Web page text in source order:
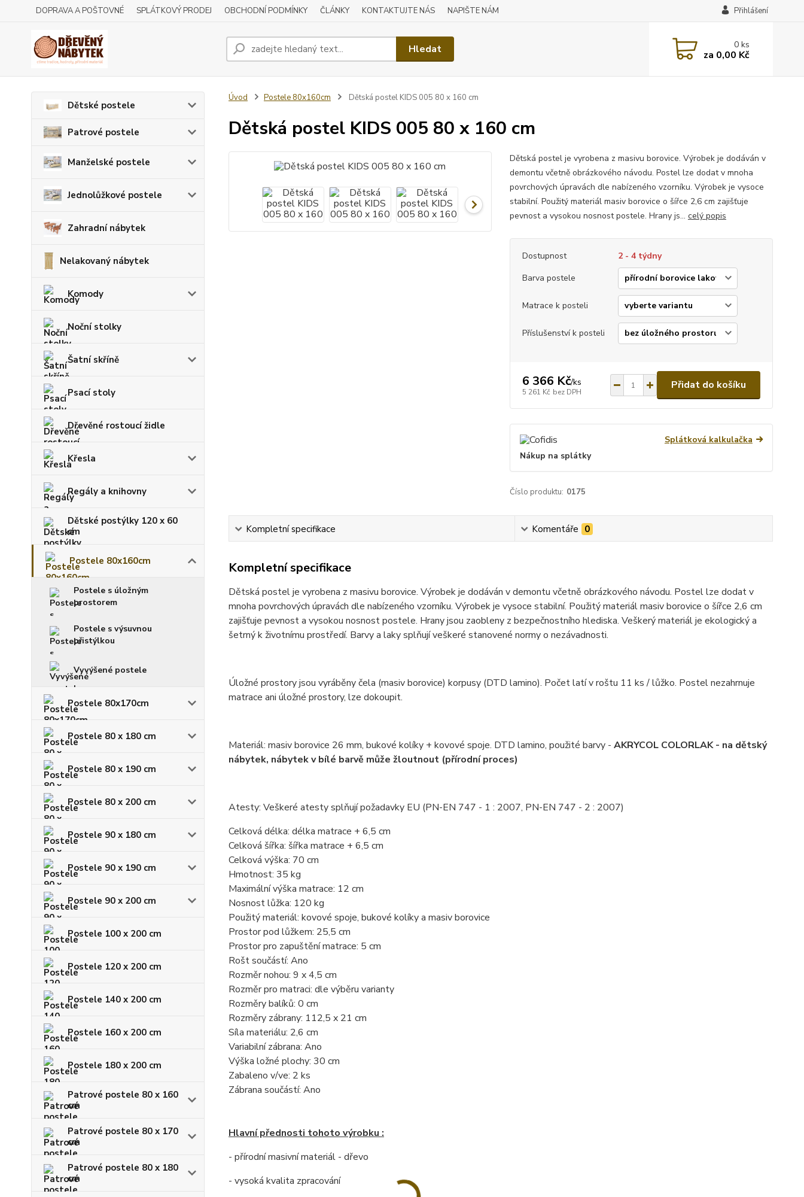
DOPRAVA A POŠTOVNÉ SPLÁTKOVÝ PRODEJ OBCHODNÍ PODMÍNKY ČLÁNKY KONTAKTUJTE NÁS NAPIŠTE NÁM Přihlášení
Hledat 0ks
za 0,00 Kč
Dětské postele
Patrové postele
Manželské postele
Jednolůžkové postele
Zahradní nábytek
Nelakovaný nábytek
Komody
Noční stolky
Šatní skříně
Psací stoly
Dřevěné rostoucí židle
Křesla
Regály a knihovny
Dětské postýlky 120 x 60
cm
Postele 80x160cm
Postele s úložným
prostorem
Postele s výsuvnou
přistýlkou
Vyvýšené postele
Postele 80x170cm
Postele 80 x 180 cm
Postele 80 x 190 cm
Postele 80 x 200 cm
Postele 90 x 180 cm
Postele 90 x 190 cm
Postele 90 x 200 cm
Postele 100 x 200 cm
Postele 120 x 200 cm
Postele 140 x 200 cm
Postele 160 x 200 cm
Postele 180 x 200 cm
Patrové postele 80 x 160
cm
Patrové postele 80 x 170
cm
Patrové postele 80 x 180
cm
Úvod Postele 80x160cm Dětská postel KIDS 005 80 x 160 cm
Dětská postel KIDS 005 80 x 160 cm
Dětská postel je vyrobena z masivu borovice. Výrobek je dodáván v
demontu včetně obrázkového návodu. Postel lze dodat v mnoha
povrchových úpravách dle nabízeného vzorníku. Výrobek je vysoce
stabilní. Použitý materiál masiv borovice o šířce 2,6 cm zajišťuje
pevnost a vysokou nosnost postele. Hrany js... celý popis
Dostupnost
2 - 4 týdny
Barva postele
Matrace k posteli
Příslušenství k posteli
6 366 Kč/ks
5 261 Kč bez DPH
Přidat do košíku
Splátková kalkulačka
Nákup na splátky
Číslo produktu: 0175
Kompletní specifikace Komentáře 0
Kompletní specifikace
Dětská postel je vyrobena z masivu borovice. Výrobek je dodáván v demontu včetně obrázkového návodu. Postel lze dodat v
mnoha povrchových úpravách dle nabízeného vzorníku. Výrobek je vysoce stabilní. Použitý materiál masiv borovice o šířce 2,6 cm
zajišťuje pevnost a vysokou nosnost postele. Hrany jsou zaobleny z bezpečnostního hlediska. Veškerý materiál je ekologický a
šetrný k životnímu prostředí. Barvy a laky splňují veškeré stanovené normy o nezávadnosti.
Úložné prostory jsou vyráběny čela (masiv borovice) korpusy (DTD lamino). Počet latí v roštu 11 ks / lůžko. Postel nezahrnuje
matrace ani úložné prostory, lze dokoupit.
Materiál: masiv borovice 26 mm, bukové kolíky + kovové spoje. DTD lamino, použité barvy - AKRYCOL COLORLAK - na dětský
nábytek, nábytek v bílé barvě může žloutnout (přírodní proces)
Atesty: Veškeré atesty splňují požadavky EU (PN-EN 747 - 1 : 2007, PN-EN 747 - 2 : 2007)
Celková délka: délka matrace + 6,5 cm
Celková šířka: šířka matrace + 6,5 cm
Celková výška: 70 cm
Hmotnost: 35 kg
Maximální výška matrace: 12 cm
Nosnost lůžka: 120 kg
Použitý materiál: kovové spoje, bukové kolíky a masiv borovice
Prostor pod lůžkem: 25,5 cm
Prostor pro zapuštění matrace: 5 cm
Rošt součástí: Ano
Rozměr nohou: 9 x 4,5 cm
Rozměr pro matraci: dle výběru varianty
Rozměry balíků: 0 cm
Rozměry zábrany: 112,5 x 21 cm
Síla materiálu: 2,6 cm
Variabilní zábrana: Ano
Výška ložné plochy: 30 cm
Zabaleno v/ve: 2 ks
Zábrana součástí: Ano
Hlavní přednosti tohoto výrobku :
- přírodní masivní materiál - dřevo
- vysoká kvalita zpracování